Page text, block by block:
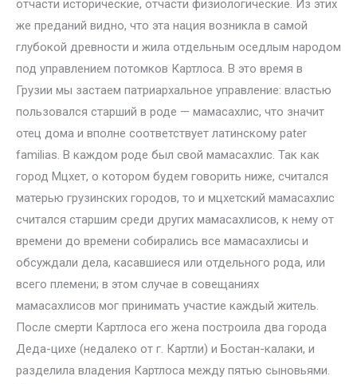
отчасти исторические, отчасти физиологические. Из этих
же преданий видно, что эта нация возникла в самой
глубокой древности и жила отдельным оседлым народом
под управлением потомков Картлоса. В это время в
Грузии мы застаем патриархальное управление: властью
пользовался старший в роде — мамасахлис, что значит
отец дома и вполне соответствует латинскому pater
familias. В каждом роде был свой мамасахлис. Так как
город Мцхет, о котором будем говорить ниже, считался
матерью грузинских городов, то и мцхетский мамасахлис
считался старшим среди других мамасахлисов, к нему от
времени до времени собирались все мамасахлисы и
обсуждали дела, касавшиеся или отдельного рода, или
всего племени; в этом случае в совещаниях
мамасахлисов мог принимать участие каждый житель.
После смерти Картлоса его жена построила два города
Деда-цихе (недалеко от г. Картли) и Бостан-калаки, и
разделила владения Картлоса между пятью сыновьями.